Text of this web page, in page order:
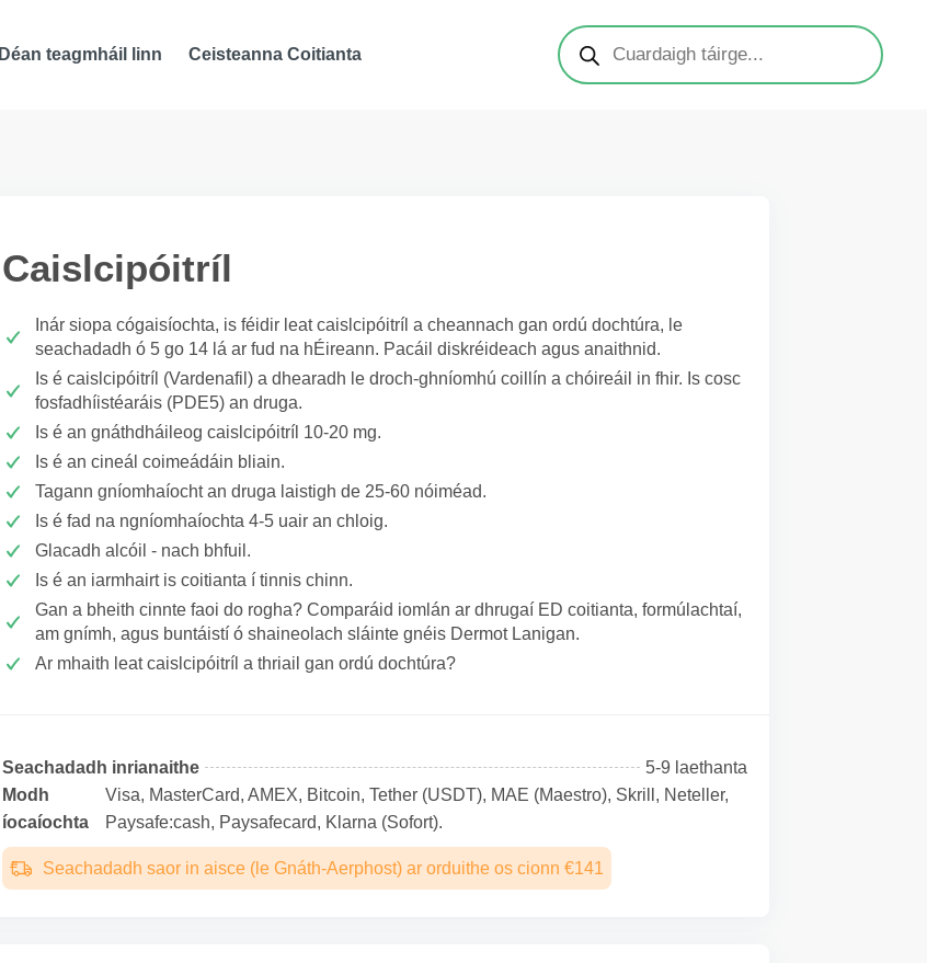
Déan teagmháil linn Ceisteanna Coitianta
Caislcipóitríl
Inár siopa cógaisíochta, is féidir leat caislcipóitríl a cheannach gan ordú dochtúra, le
seachadadh ó 5 go 14 lá ar fud na hÉireann. Pacáil diskréideach agus anaithnid.
Is é caislcipóitríl (Vardenafil) a dhearadh le droch-ghníomhú coillín a chóireáil in fhir. Is cosc
fosfadhíistéaráis (PDE5) an druga.
Is é an gnáthdháileog caislcipóitríl 10-20 mg.
Is é an cineál coimeádáin bliain.
Tagann gníomhaíocht an druga laistigh de 25-60 nóiméad.
Is é fad na ngníomhaíochta 4-5 uair an chloig.
Glacadh alcóil - nach bhfuil.
Is é an iarmhairt is coitianta í tinnis chinn.
Gan a bheith cinnte faoi do rogha? Comparáid iomlán ar dhrugaí ED coitianta, formúlachtaí,
am gnímh, agus buntáistí ó shaineolach sláinte gnéis Dermot Lanigan.
Ar mhaith leat caislcipóitríl a thriail gan ordú dochtúra?
Seachadadh inrianaithe
5-9 laethanta
Modh
íocaíochta
Visa, MasterCard, AMEX, Bitcoin, Tether (USDТ), MAE (Maestro), Skrill, Neteller,
Paysafe:cash, Paysafecard, Klarna (Sofort).
Seachadadh saor in aisce (le Gnáth-Aerphost) ar orduithe os cionn €141